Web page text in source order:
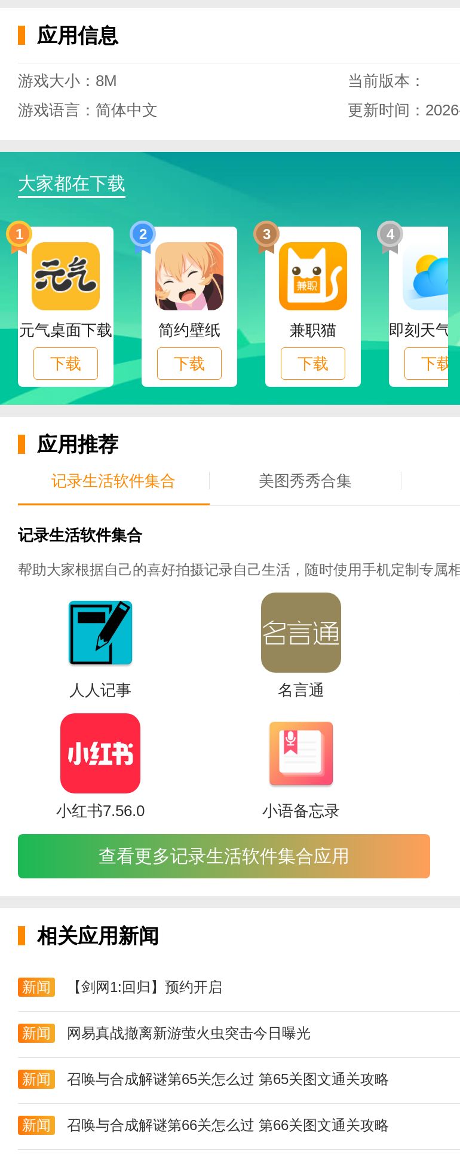
2.分类很全，软件里的类型也很全，可以在这里看不同的分
3.快速更新。小说更新的速度非常快。更新后，会在第一时
4.网上听书，可以在软件里选择有声小说试听，看小说很轻
免费小说听力书_图片2
免费小说听力百科app的应用特点:
1.特殊区域推荐。可以在专题区观看不同的小说类型，选择
2.数百个演讲厅。还有几百个讲堂，观众喜欢给你讲解中国
3.相声小品。专业的相声和小品可以在软件中体验和享受。
4.高质量的推荐。你可以在这里观看不同的高质量推荐，欣
应用信息
游戏大小：8M
当前版本：
游戏语言：简体中文
更新时间：
大家都在下载
1
元气桌面下载
下载
2
简约壁纸
下载
3
兼职猫
下载
4
下载
应用推荐
记录生活软件集合 美图秀秀合集
记录生活软件集合
帮助大家根据自己的喜好拍摄记录自己生活，随时使用手机定制专属
人人记事 名言通
小红书7.56.0 小语备忘录
查看更多记录生活软件集合应用
相关应用新闻
新闻 【剑网1:回归】预约开启
新闻 网易真战撤离新游萤火虫突击今日曝光
新闻 召唤与合成解谜第65关怎么过 第65关图文通关攻略
新闻 召唤与合成解谜第66关怎么过 第66关图文通关攻略